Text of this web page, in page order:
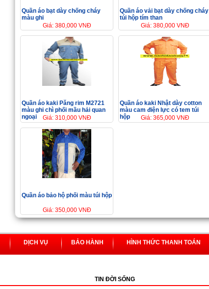
Quần áo bạt dày chống cháy
màu ghi
Giá: 380,000 VNĐ
Quần áo vải bạt dày chống cháy
túi hộp tím than
Giá: 380,000 VNĐ
Quần áo kaki Păng rim M2721
màu ghi chì phối mầu hải quan
ngoại
Giá: 310,000 VNĐ
Quần áo kaki Nhật dày cotton
màu cam điện lực có tem túi
hộp
Giá: 365,000 VNĐ
Quần áo bảo hộ phối màu túi hộp
Giá: 350,000 VNĐ
DỊCH VỤ BẢO HÀNH HÌNH THỨC THANH TOÁN
TIN ĐỜI SỐNG